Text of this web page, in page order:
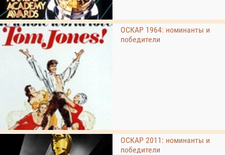
ОСКАР 1964: номинанты и
победители
ОСКАР 2011: номинанты и
победители